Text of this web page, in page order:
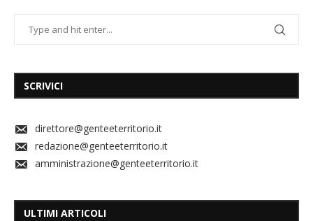
SCRIVICI
direttore@genteeterritorio.it
redazione@genteeterritorio.it
amministrazione@genteeterritorio.it
ULTIMI ARTICOLI